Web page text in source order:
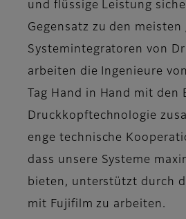
und flüssige Leistung
Gegensatz zu den meisten
Systemintegratoren von
arbeiten die Ingenieure
Tag Hand in Hand mit den
Druckkopftechnologie
enge technische
dass unsere Systeme
bieten, unterstützt durch
mit Fujifilm zu arbeiten.